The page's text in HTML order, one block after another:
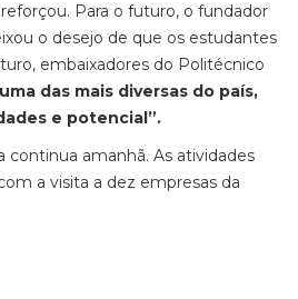
Para o futuro, o fundador
o desejo de que os estudantes
embaixadores do Politécnico
das mais diversas do país,
e potencial”.
continua amanhã. As atividades
a visita a dez empresas da